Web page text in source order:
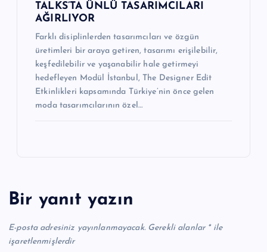
TALKS’TA ÜNLÜ TASARIMCILARI
AĞIRLIYOR
Farklı disiplinlerden tasarımcıları ve özgün
üretimleri bir araya getiren, tasarımı erişilebilir,
keşfedilebilir ve yaşanabilir hale getirmeyi
hedefleyen Modül İstanbul, The Designer Edit
Etkinlikleri kapsamında Türkiye’nin önce gelen
moda tasarımcılarının özel…
Bir yanıt yazın
E-posta adresiniz yayınlanmayacak. Gerekli alanlar *ile
işaretlenmişlerdir